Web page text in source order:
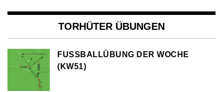
TORHÜTER ÜBUNGEN
FUSSBALLÜBUNG DER WOCHE (
KW51)